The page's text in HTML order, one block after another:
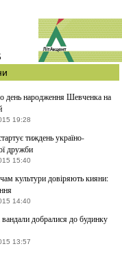
день народження Шевченка на
19:28
тиждень україно-
дружби
15:40
культури довіряють кияни:
14:40
вандали добралися до будинку
13:57